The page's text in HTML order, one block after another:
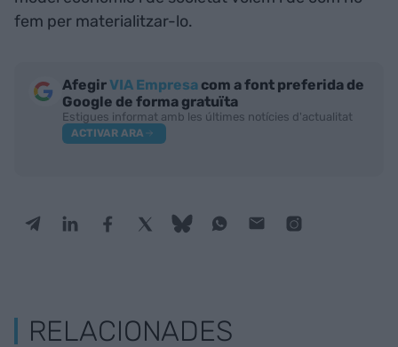
fem per materialitzar-lo.
AfegirVIA Empresa com a font preferida de
Google de forma gratuïta
Estigues informat amb les últimes notícies d'actualitat
ACTIVAR ARA
RELACIONADES